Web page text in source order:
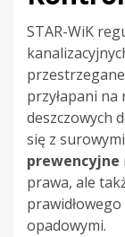
STAR-WiK
przyłapani
deszczowych
się z
prewencyjne
prawa, ale
opadowymi.